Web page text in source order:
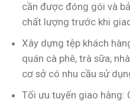
cần được đóng gói và
chất lượng trước khi
Xây dựng tệp khách
quán cà phê, trà sữa,
cơ sở có nhu cầu sử
Tối ưu tuyến giao hàng: